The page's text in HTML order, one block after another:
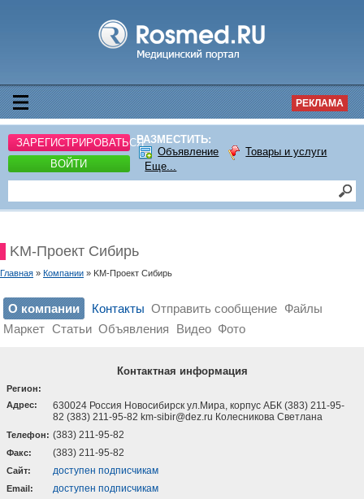
РЕКЛАМА
ЗАРЕГИСТРИРОВАТЬСЯ
ВОЙТИ
РАЗМЕСТИТЬ:
Объявление
Товары и услуги
Еще...
KM-Проект Сибирь
Главная » Компании » KM-Проект Сибирь
О компании Контакты Отправить сообщение Файлы
Маркет Статьи Объявления Видео Фото
Контактная информация
Регион:
Адрес:
630024 Россия Новосибирск ул.Мира, корпус АБК (383) 211-95-
82 (383) 211-95-82 km-sibir@dez.ru Колесникова Светлана
Телефон: (383) 211-95-82
Факс: (383) 211-95-82
Cайт: доступен подписчикам
Email: доступен подписчикам